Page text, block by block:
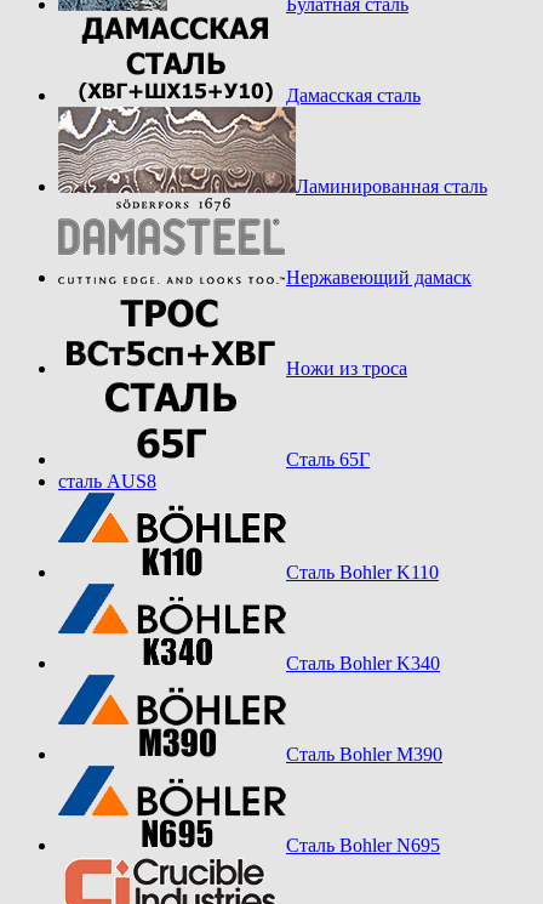
Дамасская сталь
Ламинированная сталь
Нержавеющий дамаск
Ножи из троса
Сталь 65Г
сталь AUS8
Сталь Bohler K110
Сталь Bohler K340
Сталь Bohler M390
Сталь Bohler N695